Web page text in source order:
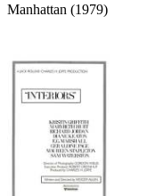
Manhattan (1979)